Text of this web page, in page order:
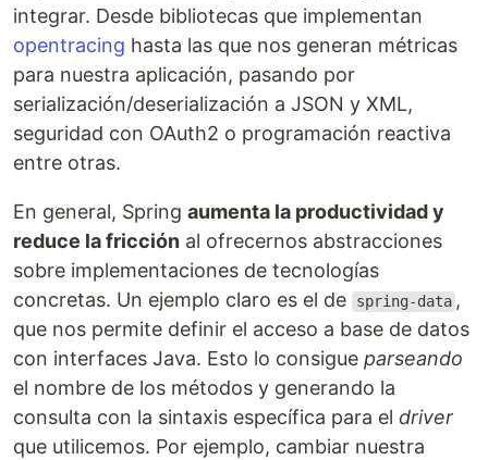
integrar. Desde bibliotecas que implementan
opentracing hasta las que nos generan métricas
para nuestra aplicación, pasando por
serialización/deserialización a JSON y XML,
seguridad con OAuth2 o programación reactiva
entre otras.
En general, Spring aumenta la productividad y
reduce la fricción al ofrecernos abstracciones
sobre implementaciones de tecnologías
concretas. Un ejemplo claro es el de
spring-data ,
que nos permite definir el acceso a base de datos
con interfaces Java. Esto lo consigue parseando
el nombre de los métodos y generando la
consulta con la sintaxis específica para el driver
que utilicemos. Por ejemplo, cambiar nuestra